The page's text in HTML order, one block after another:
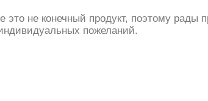
не конечный продукт, поэтому
пожеланий.